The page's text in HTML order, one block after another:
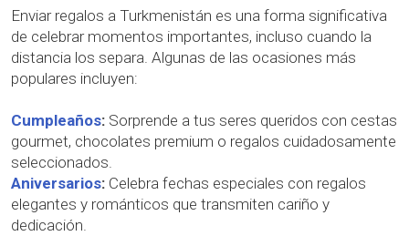
Enviar regalos a Turkmenistán es una forma significativa
de celebrar momentos importantes, incluso cuando la
distancia los separa. Algunas de las ocasiones más
populares incluyen:
Cumpleaños: Sorprende a tus seres queridos con cestas
gourmet, chocolates premium o regalos cuidadosamente
seleccionados.
Aniversarios: Celebra fechas especiales con regalos
elegantes y románticos que transmiten cariño y
dedicación.